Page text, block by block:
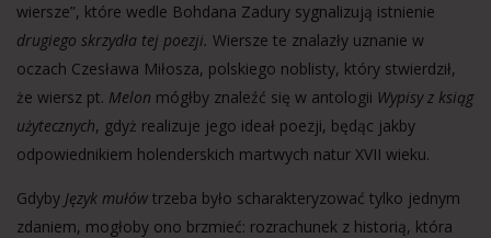
wiersze”, które wedle Bohdana Zadury sygnalizują istnienie
drugiego skrzydła tej poezji. Wiersze te znalazły uznanie w
oczach Czesława Miłosza, polskiego noblisty, który stwierdził,
że wiersz pt. Melon mógłby znaleźć się w antologii Wypisy z ksiąg
użytecznych, gdyż realizuje jego ideał poezji, będąc jakby
odpowiednikiem holenderskich martwych natur XVII wieku.
Gdyby Język mułów trzeba było scharakteryzować tylko jednym
zdaniem, mogłoby ono brzmieć: rozrachunek z historią, która